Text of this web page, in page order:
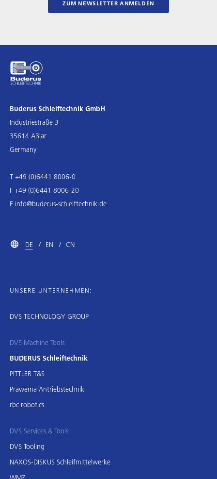
ZUM NEWSLETTER ANMELDEN
Buderus Schleiftechnik GmbH
Industriestraße 3
35614 Aßlar
Germany
T +49 (0)6441 8006-0
F +49 (0)6441 8006-20
E info@buderus-schleiftechnik.de
DE EN CN
UNSERE UNTERNEHMEN:
DVS TECHNOLOGY GROUP
DVS Machine Tools
BUDERUS Schleiftechnik
PITTLER T&S
Präwema Antriebstechnik
rbc robotics
DVS Services & Tools
DVS Tooling
NAXOS-DISKUS Schleifmittelwerke